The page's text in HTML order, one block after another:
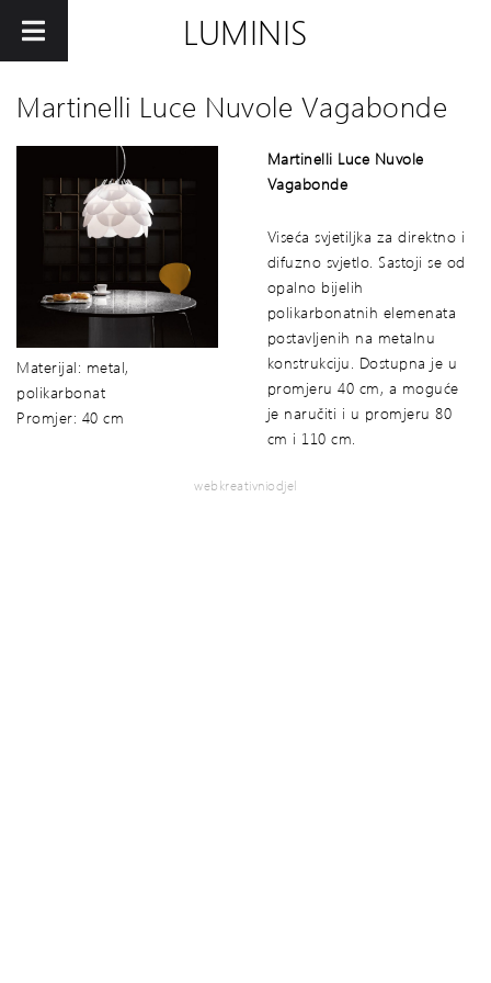
LUMINIS
Martinelli Luce Nuvole Vagabonde
Materijal: metal,
polikarbonat
Promjer: 40 cm
Martinelli Luce Nuvole
Vagabonde
Viseća svjetiljka za direktno i
difuzno svjetlo. Sastoji se od
opalno bijelih
polikarbonatnih elemenata
postavljenih na metalnu
konstrukciju. Dostupna je u
promjeru 40 cm, a moguće
je naručiti i u promjeru 80
cm i 110 cm.
webkreativniodjel